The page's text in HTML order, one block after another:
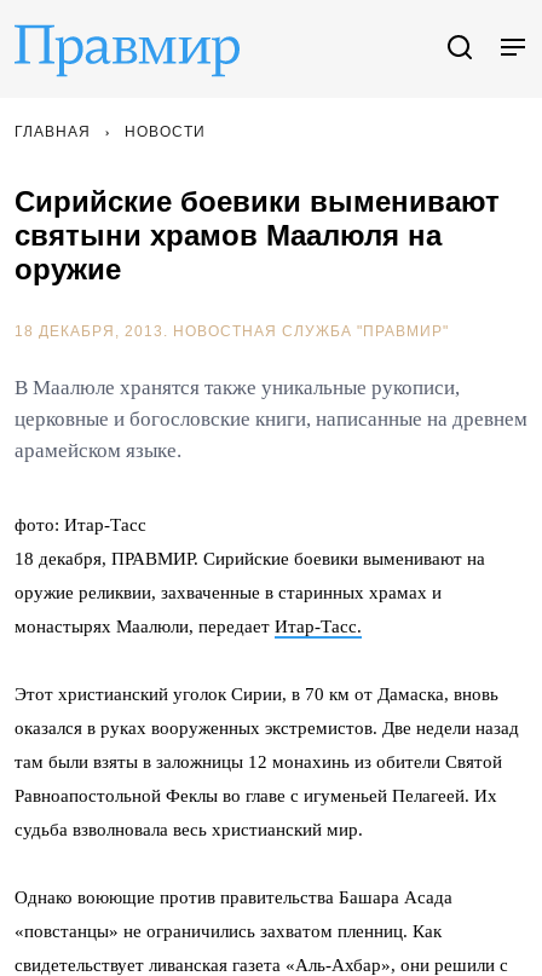
ГЛАВНАЯ НОВОСТИ
Сирийские боевики выменивают
святыни храмов Маалюля на
оружие
18 ДЕКАБРЯ, 2013. НОВОСТНАЯ СЛУЖБА "ПРАВМИР"
В Маалюле хранятся также уникальные рукописи,
церковные и богословские книги, написанные на древнем
арамейском языке.
фото: Итар-Тасс
18 декабря, ПРАВМИР. Сирийские боевики выменивают на
оружие реликвии, захваченные в старинных храмах и
монастырях Маалюли, передает Итар-Тасс.
Этот христианский уголок Сирии, в 70 км от Дамаска, вновь
оказался в руках вооруженных экстремистов. Две недели назад
там были взяты в заложницы 12 монахинь из обители Святой
Равноапостольной Феклы во главе с игуменьей Пелагеей. Их
судьба взволновала весь христианский мир.
Однако воюющие против правительства Башара Асада
«повстанцы» не ограничились захватом пленниц. Как
свидетельствует ливанская газета «Аль-Ахбар», они решили с